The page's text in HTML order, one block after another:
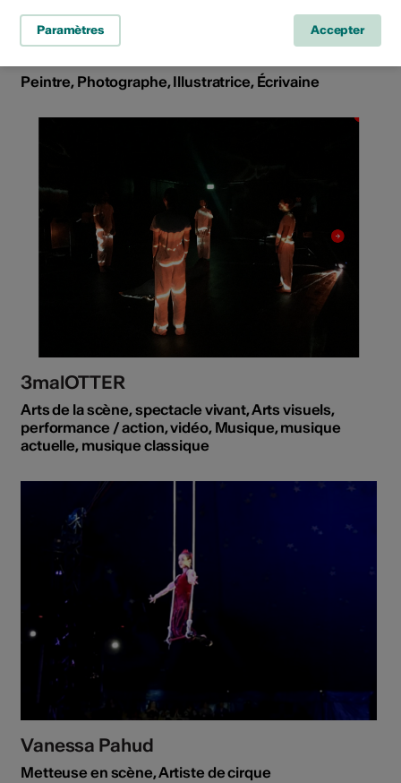
Conny Giammarresi
Peintre, Photographe, Illustratrice, Écrivaine
3malOTTER
Arts de la scène, spectacle vivant, Arts visuels,
performance / action, vidéo, Musique, musique
actuelle, musique classique
Vanessa Pahud
Metteuse en scène, Artiste de cirque
Paramètres Accepter